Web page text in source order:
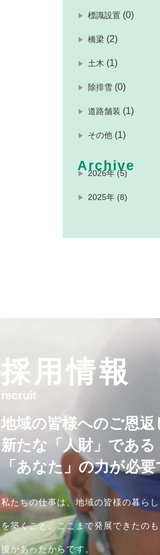
標識設置 (0)
橋梁 (2)
土木 (1)
除排雪 (0)
道路舗装 (1)
その他 (1)
Archive
2026年 (5)
2025年 (8)
採用情報
recruit
地域の皆様へのご恩返
新たな「人財」である
「あなた」の力が必
私たちの仕事は、地域の皆様の暮ら
を築くこと。ここまで発展できたの
援があったからです。